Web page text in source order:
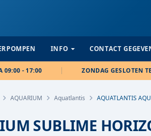
INFO CONTACT
09:00 - 17:00 ZONDAG GESLOTEN
AQUARIUM Aquatlantis AQUATLANTIS
SUBLIME